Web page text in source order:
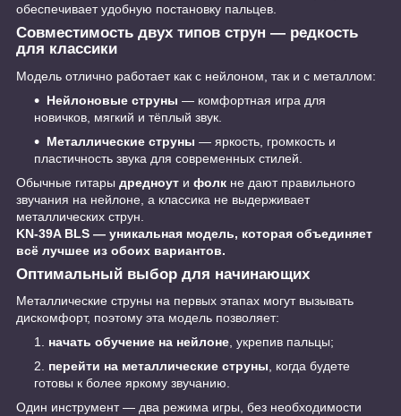
обеспечивает удобную постановку пальцев.
Совместимость двух типов струн — редкость
для классики
Модель отлично работает как с нейлоном, так и с металлом:
Нейлоновые струны — комфортная игра для
новичков, мягкий и тёплый звук.
Металлические струны — яркость, громкость и
пластичность звука для современных стилей.
Обычные гитары дредноут и фолк не дают правильного
звучания на нейлоне, а классика не выдерживает
металлических струн.
KN-39A BLS — уникальная модель, которая объединяет
всё лучшее из обоих вариантов.
Оптимальный выбор для начинающих
Металлические струны на первых этапах могут вызывать
дискомфорт, поэтому эта модель позволяет:
начать обучение на нейлоне, укрепив пальцы;
перейти на металлические струны, когда будете
готовы к более яркому звучанию.
Один инструмент — два режима игры, без необходимости